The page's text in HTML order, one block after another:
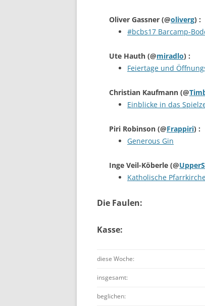
Oliver Gassner (@oliverg) :
#bcbs17 Barcamp-
Ute Hauth (@miradlo) :
Feiertage und
Christian Kaufmann (@
Einblicke in das
Piri Robinson (@Frappiri) :
Generous Gin
Inge Veil-Köberle (@
Katholische
Die Faulen:
Kasse:
diese Woche:
insgesamt:
beglichen: